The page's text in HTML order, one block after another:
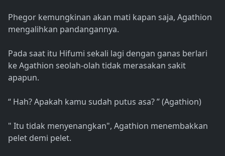
Phegor kemungkinan akan mati kapan saja, Agathion
mengalihkan pandangannya.
Pada saat itu Hifumi sekali lagi dengan ganas berlari
ke Agathion seolah-olah tidak merasakan sakit
apapun.
“ Hah? Apakah kamu sudah putus asa? ” (Agathion)
" Itu tidak menyenangkan", Agathion menembakkan
pelet demi pelet.